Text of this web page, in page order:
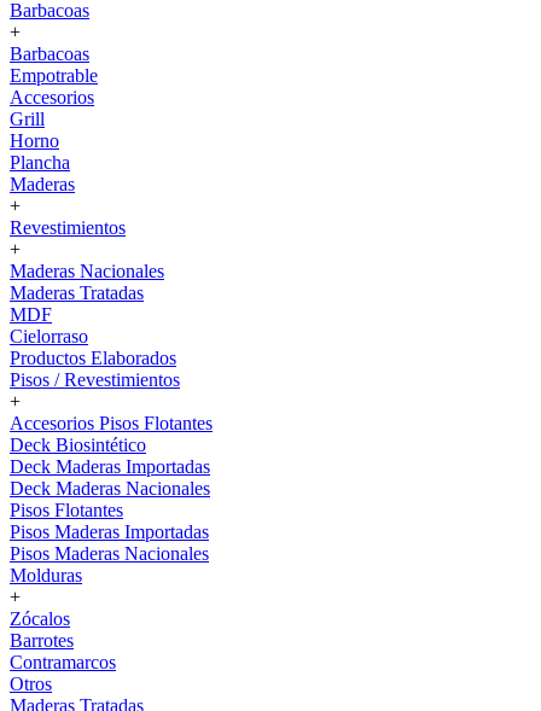
Barbacoas
+
Barbacoas
Empotrable
Accesorios
Grill
Horno
Plancha
Maderas
+
Revestimientos
+
Maderas Nacionales
Maderas Tratadas
MDF
Cielorraso
Productos Elaborados
Pisos / Revestimientos
+
Accesorios Pisos Flotantes
Deck Biosintético
Deck Maderas Importadas
Deck Maderas Nacionales
Pisos Flotantes
Pisos Maderas Importadas
Pisos Maderas Nacionales
Molduras
+
Zócalos
Barrotes
Contramarcos
Otros
Maderas Tratadas